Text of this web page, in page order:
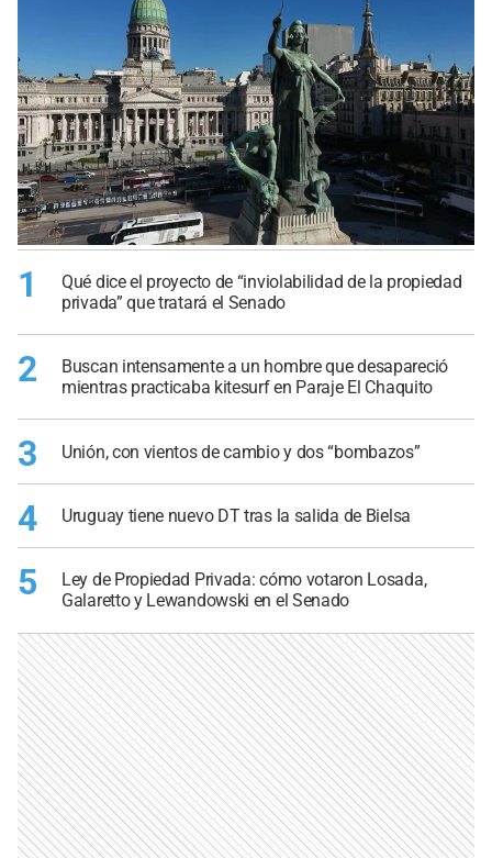
1
Qué dice el proyecto de “inviolabilidad de la propiedad
privada” que tratará el Senado
2
Buscan intensamente a un hombre que desapareció
mientras practicaba kitesurf en Paraje El Chaquito
3 Unión, con vientos de cambio y dos “bombazos”
4 Uruguay tiene nuevo DT tras la salida de Bielsa
5
Ley de Propiedad Privada: cómo votaron Losada,
Galaretto y Lewandowski en el Senado